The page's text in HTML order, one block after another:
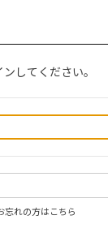
してください。
忘れの方はこちら